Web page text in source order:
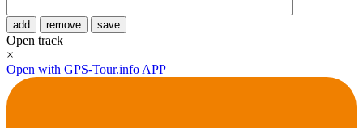
add remove save
Open track
×
Open with GPS-Tour.info APP